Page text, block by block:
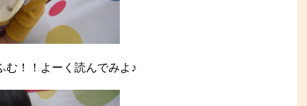
む！！よーく読んでみよ♪